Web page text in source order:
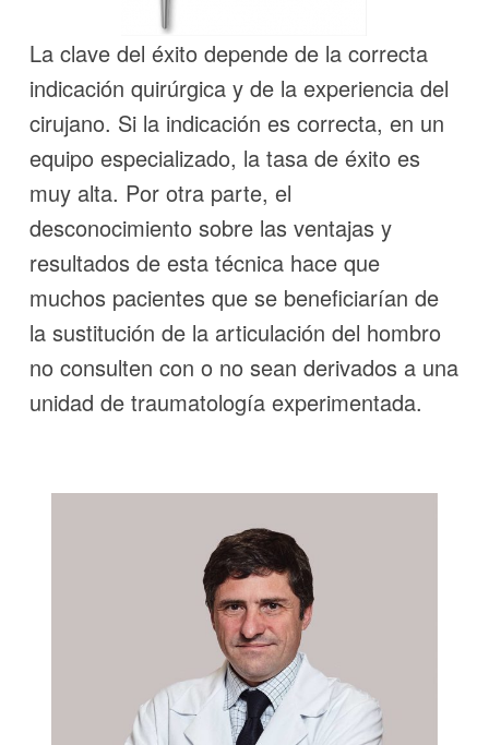
La clave del éxito depende de la correcta
indicación quirúrgica y de la experiencia del
cirujano. Si la indicación es correcta, en un
equipo especializado, la tasa de éxito es
muy alta. Por otra parte, el
desconocimiento sobre las ventajas y
resultados de esta técnica hace que
muchos pacientes que se beneficiarían de
la sustitución de la articulación del hombro
no consulten con o no sean derivados a una
unidad de traumatología experimentada.